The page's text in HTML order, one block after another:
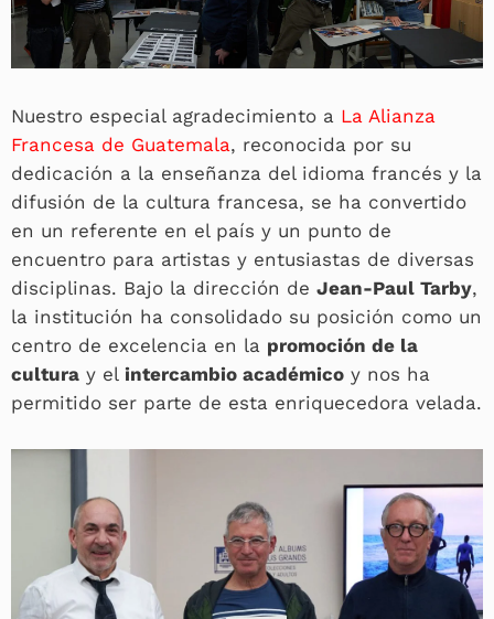
Nuestro especial agradecimiento a La Alianza
Francesa de Guatemala, reconocida por su
dedicación a la enseñanza del idioma francés y la
difusión de la cultura francesa, se ha convertido
en un referente en el país y un punto de
encuentro para artistas y entusiastas de diversas
disciplinas. Bajo la dirección de Jean-Paul Tarby,
la institución ha consolidado su posición como un
centro de excelencia en la promoción de la
cultura y el intercambio académico y nos ha
permitido ser parte de esta enriquecedora velada.